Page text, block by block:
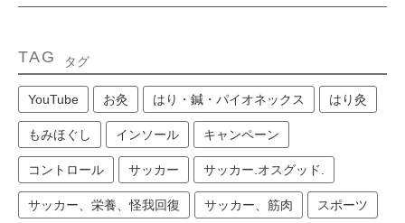
TAG タグ
YouTube お灸 はり・鍼・パイオネックス はり灸
もみほぐし インソール キャンペーン
コントロール サッカー サッカー.オスグッド.
サッカー、栄養、怪我回復 サッカー、筋肉 スポーツ